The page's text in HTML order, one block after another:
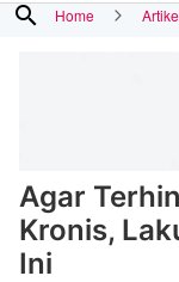
search Home
Agar
Kronis,
Ini